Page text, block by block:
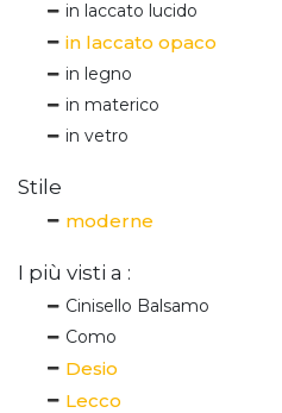
in laccato lucido
in laccato opaco
in legno
in materico
in vetro
Stile
moderne
I più visti a :
Cinisello Balsamo
Como
Desio
Lecco